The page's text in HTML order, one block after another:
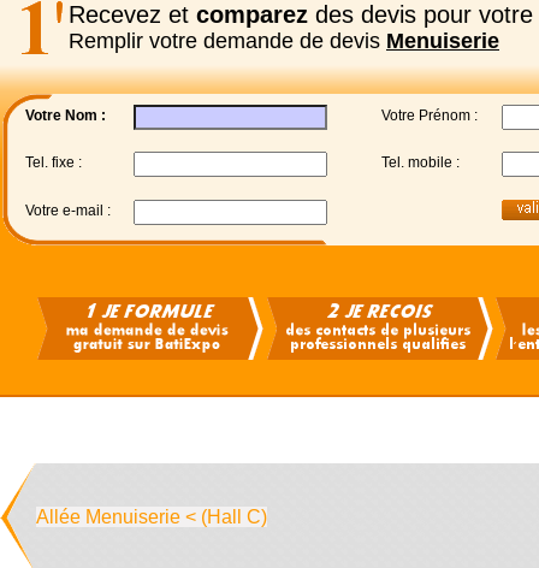
Recevez et comparez des devis pour votre
Remplir votre demande de devis Menuiserie
Votre Nom : Votre Prénom :
Tel. fixe : Tel. mobile :
Votre e-mail :
Allée Menuiserie < (Hall C)